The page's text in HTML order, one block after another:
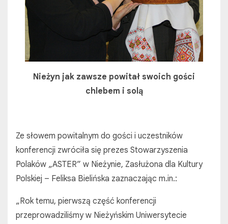
Nieżyn jak zawsze powitał swoich gości
chlebem i solą
Ze słowem powitalnym do gości i uczestników
konferencji zwróciła się prezes Stowarzyszenia
Polaków „ASTER” w Nieżynie, Zasłużona dla Kultury
Polskiej – Feliksa Bielińska zaznaczając m.in.:
„Rok temu, pierwszą część konferencji
przeprowadziliśmy w Nieżyńskim Uniwersytecie